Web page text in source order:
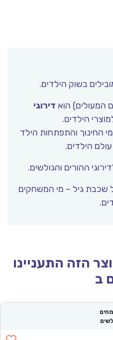
בשוק הילדים.
המעולים) הוא דירוגי
הילדים.
מתחומי החינוך והתפתחות הילד
הילדים.
ההורים והגולשים.
שכבת גיל – מי המשחקים
הזה התעניינו
ב